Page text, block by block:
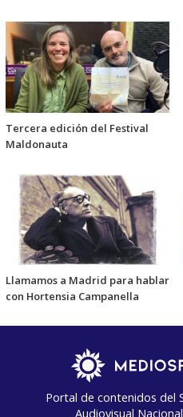
Tercera edición del Festival
Maldonauta
Llamamos a Madrid para hablar
con Hortensia Campanella
Portal de contenidos del
Audiovisual